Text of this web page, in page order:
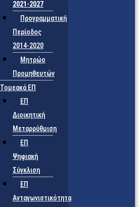
2021-2027
Προγραμματική
Περίοδος
2014-2020
Μητρώο
Προμηθευτών
Τομεακά ΕΠ
ΕΠ
Διοικητική
Μεταρρύθμιση
ΕΠ
Ψηφιακή
Σύγκλιση
ΕΠ
Ανταγωνιστικότητα